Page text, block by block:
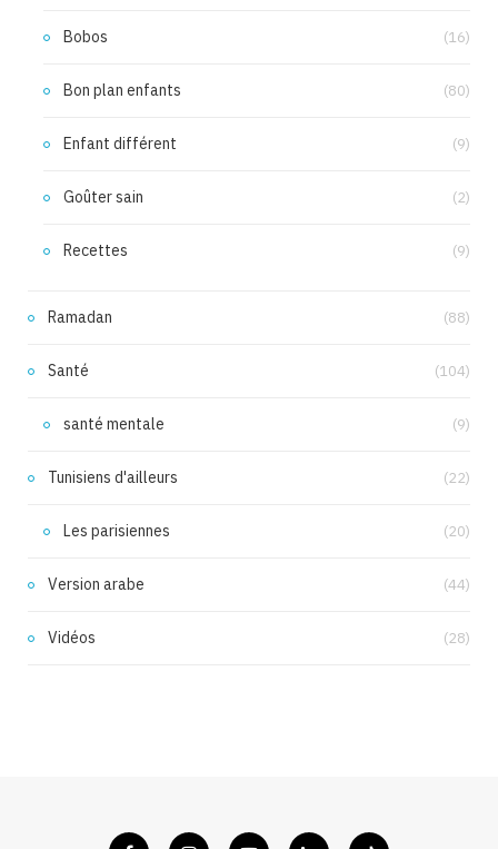
Bobos (16)
Bon plan enfants (80)
Enfant différent (9)
Goûter sain (2)
Recettes (9)
Ramadan (88)
Santé (104)
santé mentale (9)
Tunisiens d'ailleurs (22)
Les parisiennes (20)
Version arabe (44)
Vidéos (28)